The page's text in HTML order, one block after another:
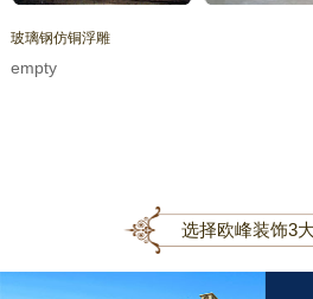
玻璃钢仿铜浮雕
empty
选择欧峰装饰3